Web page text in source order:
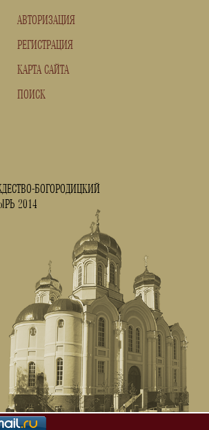
БОГОРОДИЦКИЙ
2014
АВТОРИЗАЦИЯ
РЕГИСТРАЦИЯ
КАРТА САЙТА
ПОИСК